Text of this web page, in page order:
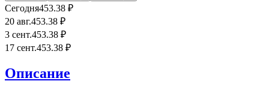
Сегодня453.38 ₽
20 авг.453.38 ₽
3 сент.453.38 ₽
17 сент.453.38 ₽
Описание